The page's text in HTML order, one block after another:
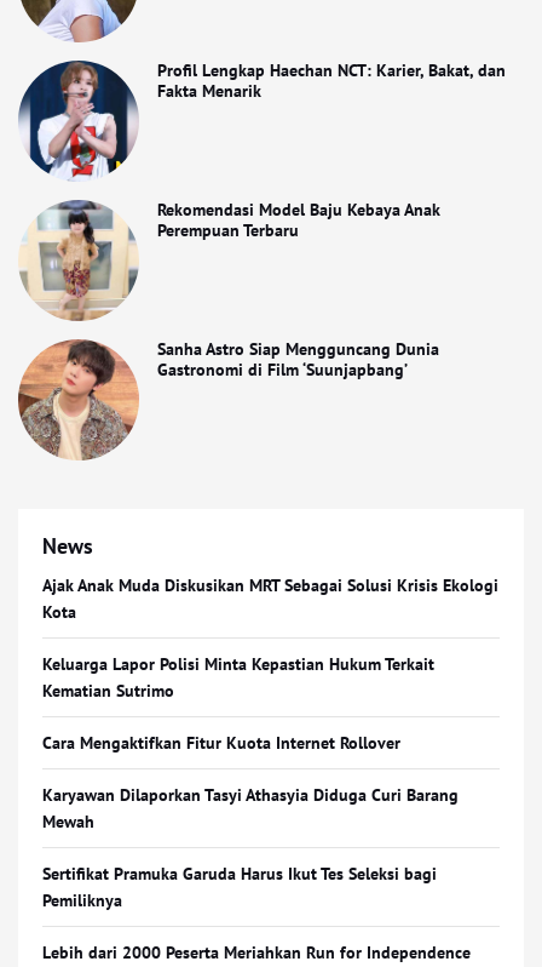
Profil Lengkap Haechan NCT: Karier, Bakat, dan
Fakta Menarik
Rekomendasi Model Baju Kebaya Anak
Perempuan Terbaru
Sanha Astro Siap Mengguncang Dunia
Gastronomi di Film ‘Suunjapbang’
News
Ajak Anak Muda Diskusikan MRT Sebagai Solusi Krisis Ekologi
Kota
Keluarga Lapor Polisi Minta Kepastian Hukum Terkait
Kematian Sutrimo
Cara Mengaktifkan Fitur Kuota Internet Rollover
Karyawan Dilaporkan Tasyi Athasyia Diduga Curi Barang
Mewah
Sertifikat Pramuka Garuda Harus Ikut Tes Seleksi bagi
Pemiliknya
Lebih dari 2000 Peserta Meriahkan Run for Independence